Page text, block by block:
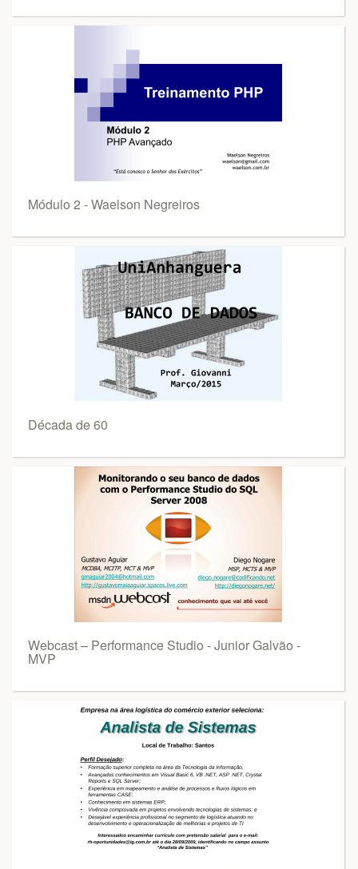
Módulo 2 - Waelson Negreiros
Década de 60
Webcast – Performance Studio - Junior Galvão -
MVP